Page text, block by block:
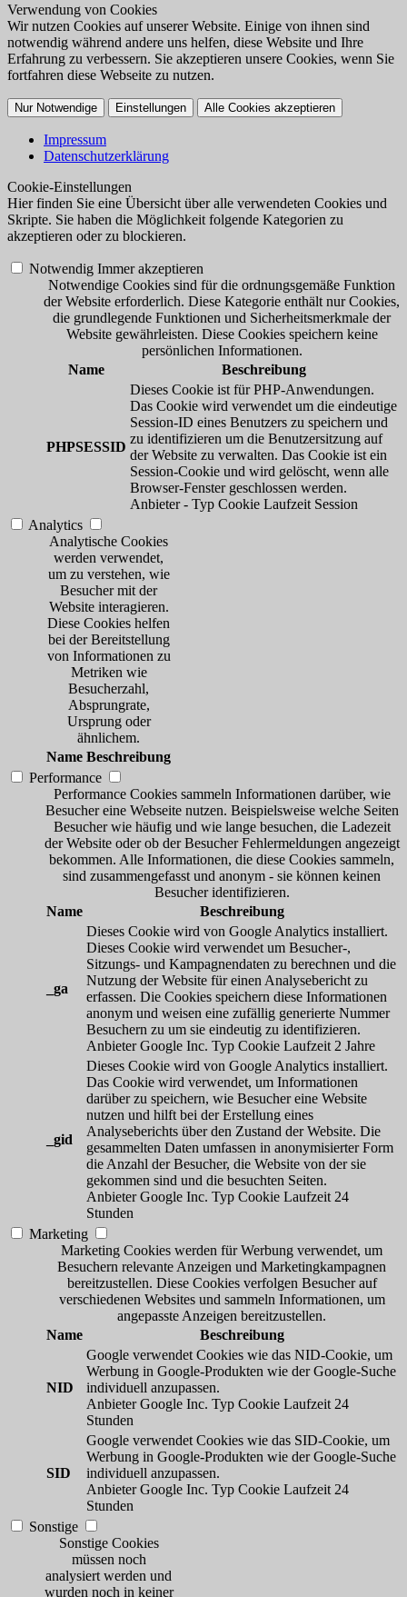
Verwendung von Cookies
Wir nutzen Cookies auf unserer Website. Einige von ihnen sind
notwendig während andere uns helfen, diese Website und Ihre
Erfahrung zu verbessern. Sie akzeptieren unsere Cookies, wenn Sie
fortfahren diese Webseite zu nutzen.
Nur Notwendige Einstellungen Alle Cookies akzeptieren
Impressum
Datenschutzerklärung
Cookie-Einstellungen
Hier finden Sie eine Übersicht über alle verwendeten Cookies und
Skripte. Sie haben die Möglichkeit folgende Kategorien zu
akzeptieren oder zu blockieren.
Notwendig Immer akzeptieren
Notwendige Cookies sind für die ordnungsgemäße Funktion
der Website erforderlich. Diese Kategorie enthält nur Cookies,
die grundlegende Funktionen und Sicherheitsmerkmale der
Website gewährleisten. Diese Cookies speichern keine
persönlichen Informationen.
Name
Beschreibung
PHPSESSID
Dieses Cookie ist für PHP-Anwendungen.
Das Cookie wird verwendet um die eindeutige
Session-ID eines Benutzers zu speichern und
zu identifizieren um die Benutzersitzung auf
der Website zu verwalten. Das Cookie ist ein
Session-Cookie und wird gelöscht, wenn alle
Browser-Fenster geschlossen werden.
Anbieter - Typ Cookie Laufzeit Session
Analytics
Analytische Cookies
werden verwendet,
um zu verstehen, wie
Besucher mit der
Website interagieren.
Diese Cookies helfen
bei der Bereitstellung
von Informationen zu
Metriken wie
Besucherzahl,
Absprungrate,
Ursprung oder
ähnlichem.
Name Beschreibung
Performance
Performance Cookies sammeln Informationen darüber, wie
Besucher eine Webseite nutzen. Beispielsweise welche Seiten
Besucher wie häufig und wie lange besuchen, die Ladezeit
der Website oder ob der Besucher Fehlermeldungen angezeigt
bekommen. Alle Informationen, die diese Cookies sammeln,
sind zusammengefasst und anonym - sie können keinen
Besucher identifizieren.
Name
Beschreibung
_ga
Dieses Cookie wird von Google Analytics installiert.
Dieses Cookie wird verwendet um Besucher-,
Sitzungs- und Kampagnendaten zu berechnen und die
Nutzung der Website für einen Analysebericht zu
erfassen. Die Cookies speichern diese Informationen
anonym und weisen eine zufällig generierte Nummer
Besuchern zu um sie eindeutig zu identifizieren.
Anbieter Google Inc. Typ Cookie Laufzeit 2 Jahre
_gid
Dieses Cookie wird von Google Analytics installiert.
Das Cookie wird verwendet, um Informationen
darüber zu speichern, wie Besucher eine Website
nutzen und hilft bei der Erstellung eines
Analyseberichts über den Zustand der Website. Die
gesammelten Daten umfassen in anonymisierter Form
die Anzahl der Besucher, die Website von der sie
gekommen sind und die besuchten Seiten.
Anbieter Google Inc. Typ Cookie Laufzeit 24
Stunden
Marketing
Marketing Cookies werden für Werbung verwendet, um
Besuchern relevante Anzeigen und Marketingkampagnen
bereitzustellen. Diese Cookies verfolgen Besucher auf
verschiedenen Websites und sammeln Informationen, um
angepasste Anzeigen bereitzustellen.
Name
Beschreibung
NID
Google verwendet Cookies wie das NID-Cookie, um
Werbung in Google-Produkten wie der Google-Suche
individuell anzupassen.
Anbieter Google Inc. Typ Cookie Laufzeit 24
Stunden
SID
Google verwendet Cookies wie das SID-Cookie, um
Werbung in Google-Produkten wie der Google-Suche
individuell anzupassen.
Anbieter Google Inc. Typ Cookie Laufzeit 24
Stunden
Sonstige
Sonstige Cookies
müssen noch
analysiert werden und
wurden noch in keiner